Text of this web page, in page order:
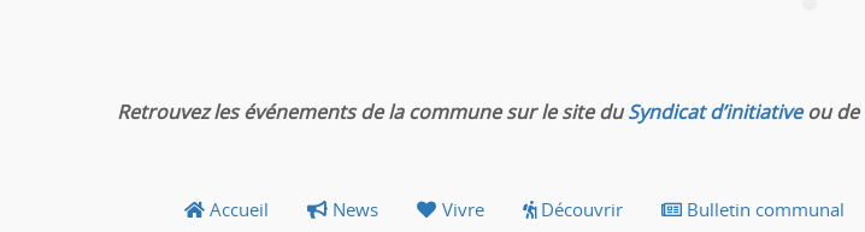
Retrouvez les événements de la commune sur le site duSyndicat d’initiativeou de
Accueil News Vivre Découvrir Bulletin communal